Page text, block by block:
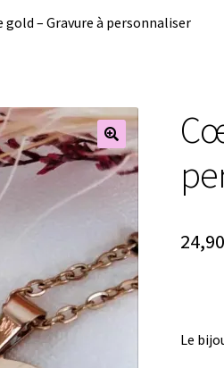
gold – Gravure à personnaliser
🔍
24,90
Le